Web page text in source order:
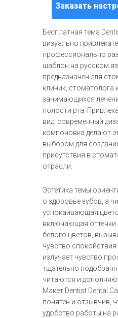
Заказать
Бесплатная тема
визуально
профессионально
шаблон на русском
предназначен для
клиник, стоматолога
занимающихся
полости рта.
вид, современный
компоновка делают
выбором для
присутствия в
отрасли.
Эстетика темы
о здоровье зубов, а
успокаивающая
включающая оттенки
белого цветов,
чувство
излучает чувство
тщательно
читаются и
Макет Dentist Dental
понятен и отзывчив,
удобство работы на